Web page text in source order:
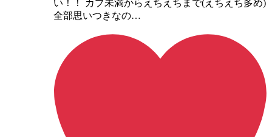
い！！ カプ未満からえちえちまで(えちえち多め)
全部思いつきなの…